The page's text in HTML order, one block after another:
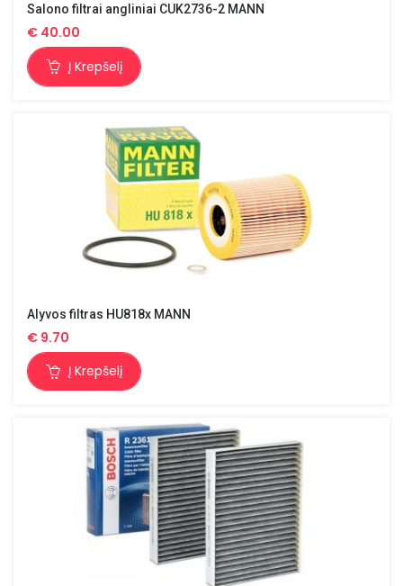
Salono filtrai angliniai CUK2736-2 MANN
€ 40.00
Į Krepšelį
Alyvos filtras HU818x MANN
€ 9.70
Į Krepšelį